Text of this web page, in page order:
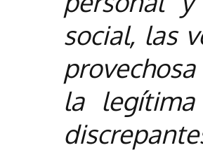
social, las
la